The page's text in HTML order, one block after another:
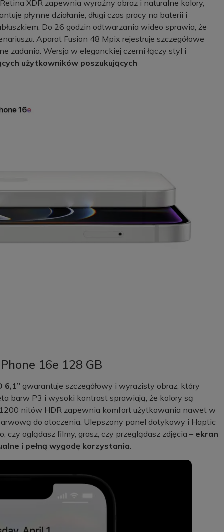
XDR zapewnia wyraźny obraz i naturalne kolory,
płynne działanie, długi czas pracy na baterii i
Do 26 godzin odtwarzania wideo sprawia, że
Aparat Fusion 48 Mpix rejestruje szczegółowe
zadania. Wersja w eleganckiej czerni łączy styl i
użytkowników poszukujących
16e 128 GB
6,1” gwarantuje szczegółowy i wyrazisty obraz, który
barw P3 i wysoki kontrast sprawiają, że kolory są
nitów HDR zapewnia komfort użytkowania nawet w
do otoczenia. Ulepszony panel dotykowy i Haptic
czy oglądasz filmy, grasz, czy przeglądasz zdjęcia – ekran
i pełną wygodę korzystania.